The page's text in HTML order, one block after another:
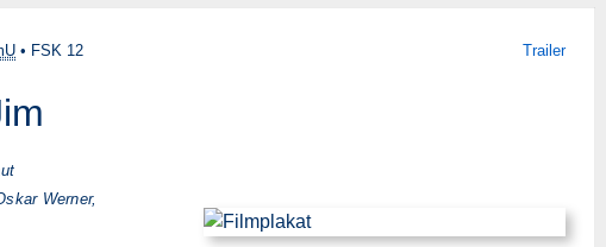
• FSK 12 Trailer
Wer­ner,